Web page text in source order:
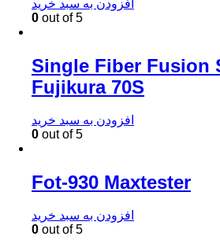
افزودن به سبد خرید
0 out of 5
Single Fiber Fusion
Fujikura 70S
افزودن به سبد خرید
0 out of 5
Fot-930 Maxtester
افزودن به سبد خرید
0 out of 5